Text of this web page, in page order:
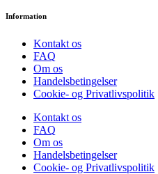
Information
Kontakt os
FAQ
Om os
Handelsbetingelser
Cookie- og Privatlivspolitik
Kontakt os
FAQ
Om os
Handelsbetingelser
Cookie- og Privatlivspolitik